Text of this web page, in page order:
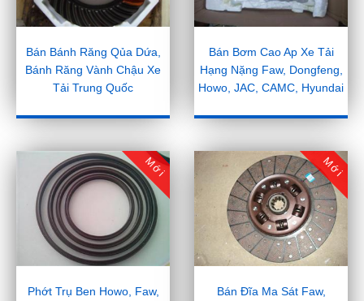
Bán Bánh Răng Qủa Dứa,
Bánh Răng Vành Chậu Xe
Tải Trung Quốc
Bán Bơm Cao Ap Xe Tải
Hạng Nặng Faw, Dongfeng,
Howo, JAC, CAMC, Hyundai
Mới
Phớt Trụ Ben Howo, Faw,
Mới
Bán Đĩa Ma Sát Faw,